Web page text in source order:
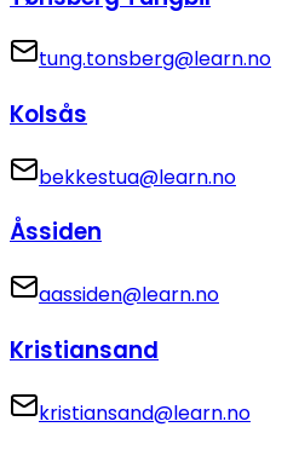
tung.tonsberg@learn.no
Kolsås
bekkestua@learn.no
Åssiden
aassiden@learn.no
Kristiansand
kristiansand@learn.no